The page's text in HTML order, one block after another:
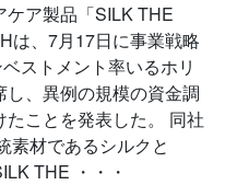
ケア製品「SILK THE
は、7月17日に事業戦略
ストメント率いるホリ
、異例の規模の資金調
ことを発表した。 同社
素材であるシルクと
THE ・・・